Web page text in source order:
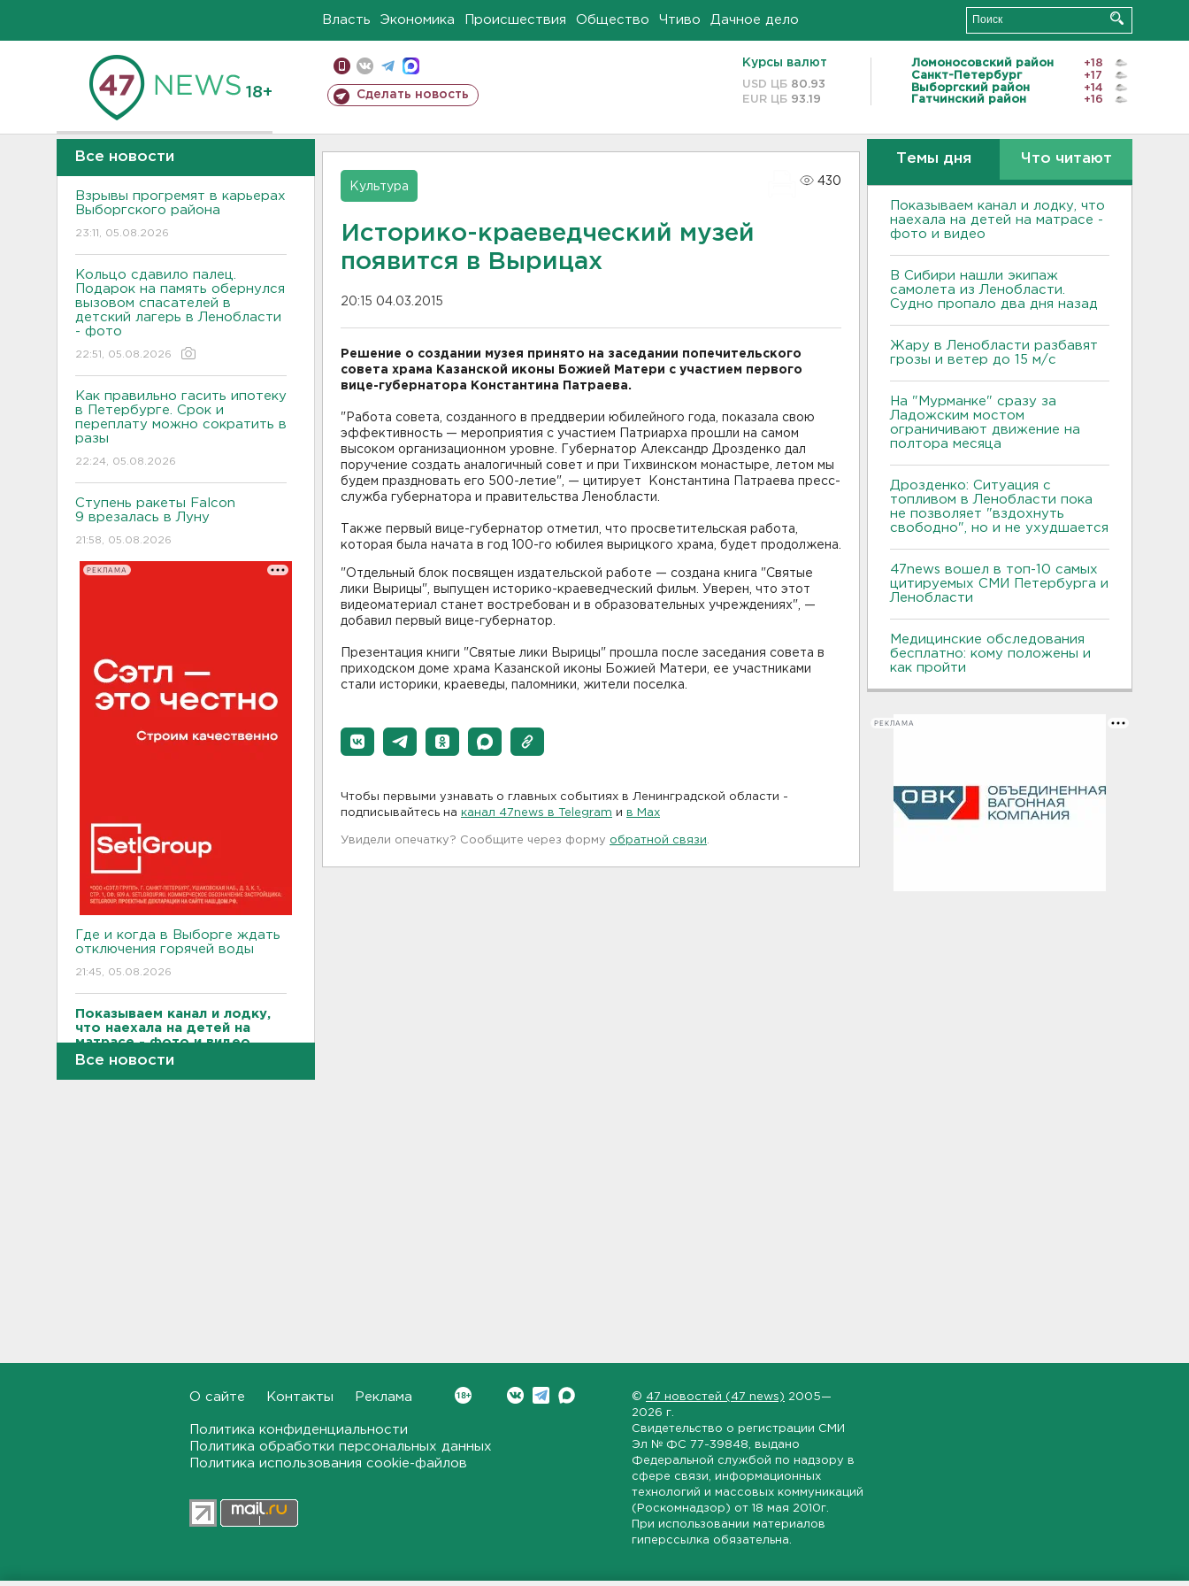
Власть Экономика Происшествия Общество Чтиво Дачное дело
18+ Сделать новость
Курсы валют
USD ЦБ 80.93
EUR ЦБ 93.19
Ломоносовский район
+18
Санкт-Петербург
+17
Выборгский район
+14
Гатчинский район
+16
Все новости
Взрывы прогремят в карьерах
Выборгского района
23:11, 05.08.2026
Кольцо сдавило палец.
Подарок на память обернулся
вызовом спасателей в
детский лагерь в Ленобласти
- фото
22:51, 05.08.2026
Как правильно гасить ипотеку
в Петербурге. Срок и
переплату можно сократить в
разы
22:24, 05.08.2026
Ступень ракеты Falcon
9 врезалась в Луну
21:58, 05.08.2026
РЕКЛАМА
Где и когда в Выборге ждать
отключения горячей воды
21:45, 05.08.2026
Показываем канал и лодку,
что наехала на детей на
матрасе - фото и видео
21:14, 05.08.2026
Почему пробелы в памяти —
раскрыла психолог
дайвера продолжают искать
Все новости
Культура
430
Историко-краеведческий музей
появится в Вырицах
20:15 04.03.2015
Решение о создании музея принято на заседании попечительского
совета храма Казанской иконы Божией Матери с участием первого
вице-губернатора Константина Патраева.
"Работа совета, созданного в преддверии юбилейного года, показала свою
эффективность — мероприятия с участием Патриарха прошли на самом
высоком организационном уровне. Губернатор Александр Дрозденко дал
поручение создать аналогичный совет и при Тихвинском монастыре, летом мы
будем праздновать его 500-летие", — цитирует Константина Патраева пресс-
служба губернатора и правительства Ленобласти.
Также первый вице-губернатор отметил, что просветительская работа,
которая была начата в год 100-го юбилея вырицкого храма, будет продолжена.
"Отдельный блок посвящен издательской работе — создана книга "Святые
лики Вырицы", выпущен историко-краеведческий фильм. Уверен, что этот
видеоматериал станет востребован и в образовательных учреждениях", —
добавил первый вице-губернатор.
Презентация книги "Святые лики Вырицы" прошла после заседания совета в
приходском доме храма Казанской иконы Божией Матери, ее участниками
стали историки, краеведы, паломники, жители поселка.
Чтобы первыми узнавать о главных событиях в Ленинградской области -
подписывайтесь на канал 47news в Telegram и в Maх
Увидели опечатку? Сообщите через форму обратной связи
Темы дня Что читают
Показываем канал и лодку, что
наехала на детей на матрасе -
фото и видео
В Сибири нашли экипаж
самолета из Ленобласти.
Судно пропало два дня назад
Жару в Ленобласти разбавят
грозы и ветер до 15 м/с
На "Мурманке" сразу за
Ладожским мостом
ограничивают движение на
полтора месяца
Дрозденко: Ситуация с
топливом в Ленобласти пока
не позволяет "вздохнуть
свободно", но и не ухудшается
47news вошел в топ-10 самых
цитируемых СМИ Петербурга и
Ленобласти
Медицинские обследования
бесплатно: кому положены и
как пройти
РЕКЛАМА
О сайте Контакты Реклама
Политика конфиденциальности
Политика обработки персональных данных
Политика использования cookie-файлов
© 47 новостей (47 news) 2005—
2026 г.
Свидетельство о регистрации СМИ
Эл № ФС 77-39848 , выдано
Федеральной службой по надзору в
сфере связи, информационных
технологий и массовых коммуникаций
(Роскомнадзор) от 18 мая 2010г.
При использовании материалов
гиперссылка обязательна.